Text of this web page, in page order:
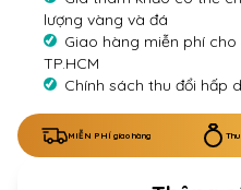
lượng vàng và đá
Giao hàng miễn phí
TP.HCM
Chính sách thu đổi hấp
MIỄN PHÍ giao hàng